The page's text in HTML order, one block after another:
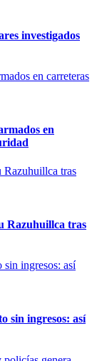
investigados
en
Razuhuillca tras
sin ingresos: así